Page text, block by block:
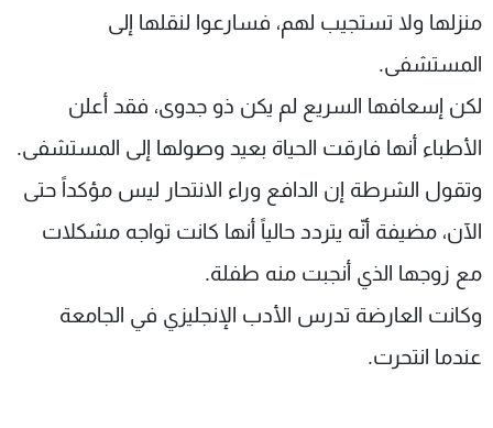
منزلها ولا تستجيب لهم، فسارعوا لنقلها إلى
المستشفى.
لكن إسعافها السريع لم يكن ذو جدوى، فقد أعلن
الأطباء أنها فارقت الحياة بعيد وصولها إلى المستشفى.
وتقول الشرطة إن الدافع وراء الانتحار ليس مؤكداً حتى
الآن، مضيفة أنّه يتردد حالياً أنها كانت تواجه مشكلات
مع زوجها الذي أنجبت منه طفلة.
وكانت العارضة تدرس الأدب الإنجليزي في الجامعة
عندما انتحرت.